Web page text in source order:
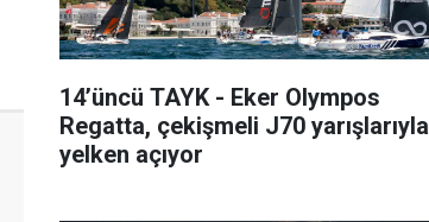
14’üncü TAYK - Eker Olympos
Regatta, çekişmeli J70 yarışlarıyla
yelken açıyor